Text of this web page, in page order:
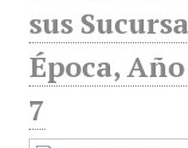
sus
Época,
7